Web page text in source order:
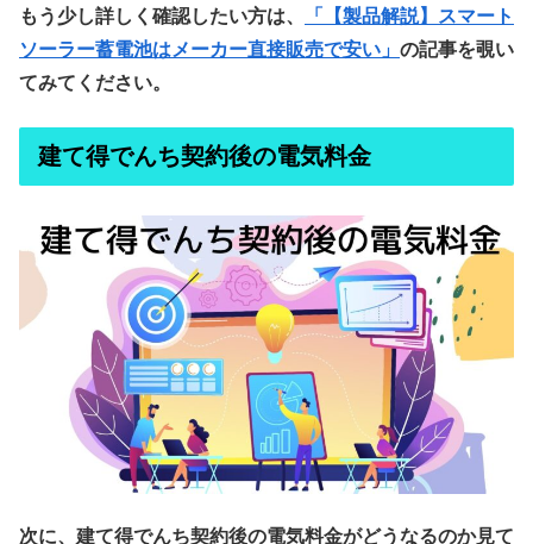
もう少し詳しく確認したい方は、
「【製品解説】スマート
ソーラー蓄電池はメーカー直接販売で安い」 の記事を覗い
てみてください。
建て得でんち契約後の電気料金
次に、建て得でんち契約後の電気料金がどうなるのか見て